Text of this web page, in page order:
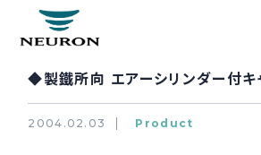
◆製鐵所向 エアーシリンダー付キ
2004.02.03 Product